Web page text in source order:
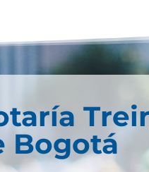
Bogotá